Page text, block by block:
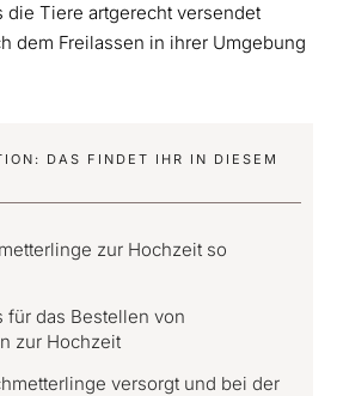
die Tiere artgerecht versendet
dem Freilassen in ihrer Umgebung
DAS FINDET IHR IN DIESEM
zur Hochzeit so
für das Bestellen von
zur Hochzeit
versorgt und bei der